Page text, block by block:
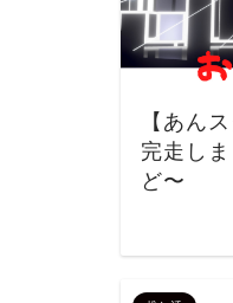
【あん
完走し
ど〜